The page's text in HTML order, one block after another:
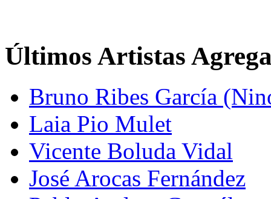
Últimos Artistas
Bruno Ribes García
Laia Pio Mulet
Vicente Boluda Vidal
José Arocas Fernández